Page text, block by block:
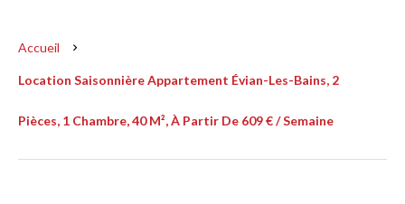
Accueil
Location Saisonnière Appartement Évian-Les-Bains, 2
Pièces, 1 Chambre, 40 M², À Partir De 609 € / Semaine